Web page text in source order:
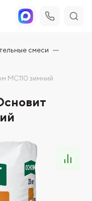
смеси
МС110 зимний